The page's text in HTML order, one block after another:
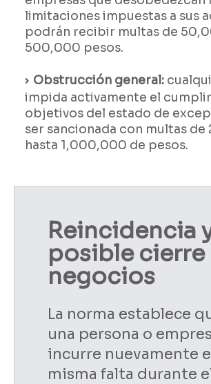
limitaciones impuestas a sus
podrán recibir multas de
500,000 pesos.
Obstrucción general:
impida activamente el
objetivos del estado de
ser sancionada con multas
hasta 1,000,000 de pesos.
Reincidencia
posible cierre
negocios
La norma establece
una persona o
incurre nuevamente
misma falta durante